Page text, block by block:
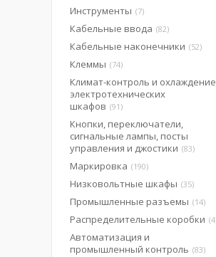
Инструменты 7
Кабельные ввода 82
Кабельные наконечники 52
Клеммы 74
Климат-контроль и охлаждение
электротехнических
шкафов 91
Кнопки, переключатели,
сигнальные лампы, посты
управления и джостики 83
Маркировка 190
Низковольтные шкафы 35
Промышленные разъемы 14
Распределительные коробки 4
Автоматизация и
промышленный контроль 83